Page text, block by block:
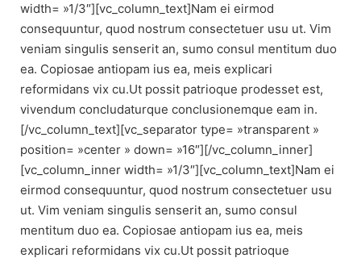
width= »1/3″][vc_column_text]Nam ei eirmod
consequuntur, quod nostrum consectetuer usu ut. Vim
veniam singulis senserit an, sumo consul mentitum duo
ea. Copiosae antiopam ius ea, meis explicari
reformidans vix cu.Ut possit patrioque prodesset est,
vivendum concludaturque conclusionemque eam in.
[/vc_column_text][vc_separator type= »transparent »
position= »center » down= »16″][/vc_column_inner]
[vc_column_inner width= »1/3″][vc_column_text]Nam ei
eirmod consequuntur, quod nostrum consectetuer usu
ut. Vim veniam singulis senserit an, sumo consul
mentitum duo ea. Copiosae antiopam ius ea, meis
explicari reformidans vix cu.Ut possit patrioque